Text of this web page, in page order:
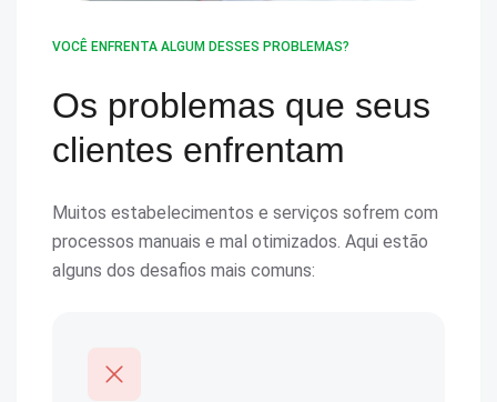
VOCÊ ENFRENTA ALGUM DESSES PROBLEMAS?
Os problemas que seus
clientes enfrentam
Muitos estabelecimentos e serviços sofrem com
processos manuais e mal otimizados. Aqui estão
alguns dos desafios mais comuns: